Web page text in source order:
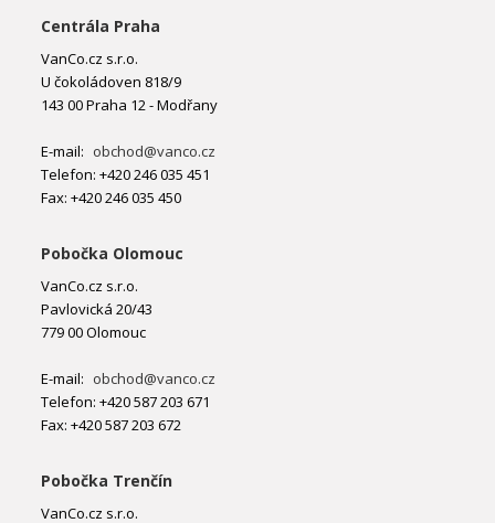
Centrála Praha
VanCo.cz s.r.o.
U čokoládoven 818/9
143 00 Praha 12 - Modřany
E-mail: obchod@vanco.cz
Telefon: +420 246 035 451
Fax: +420 246 035 450
Pobočka Olomouc
VanCo.cz s.r.o.
Pavlovická 20/43
779 00 Olomouc
E-mail: obchod@vanco.cz
Telefon: +420 587 203 671
Fax: +420 587 203 672
Pobočka Trenčín
VanCo.cz s.r.o.